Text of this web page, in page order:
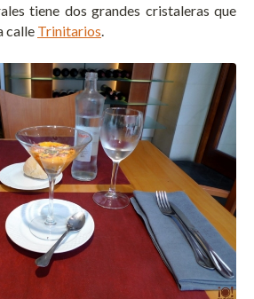
tiene dos grandes cristaleras que
calle Trinitarios